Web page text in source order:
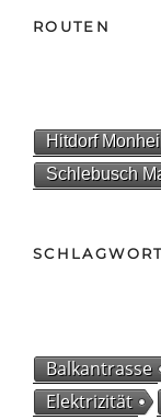
ROUTEN
Hitdorf
Schlebusch
Balkantrasse
Elektrizität